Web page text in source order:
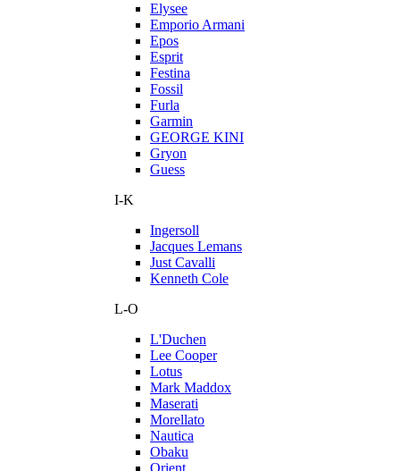
Elysee
Emporio Armani
Epos
Esprit
Festina
Fossil
Furla
Garmin
GEORGE KINI
Gryon
Guess
I-K
Ingersoll
Jacques Lemans
Just Cavalli
Kenneth Cole
L-O
L'Duchen
Lee Cooper
Lotus
Mark Maddox
Maserati
Morellato
Nautica
Obaku
Orient